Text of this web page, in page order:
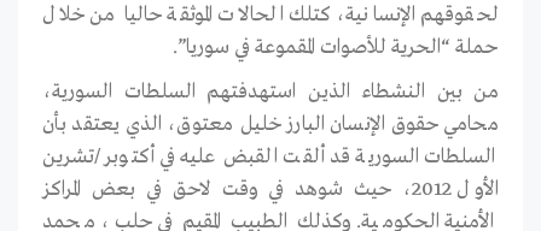
لحقوقهم الإنسانية، كتلك الحالات الموثقة حاليا من خلال
حملة “الحرية للأصوات المقموعة في سوريا”.
من بين النشطاء الذين استهدفتهم السلطات السورية،
محامي حقوق الإنسان البارز خليل معتوق، الذي يعتقد بأن
السلطات السورية قد ألقت القبض عليه في أكتوبر/تشرين
الأول 2012، حيث شوهد في وقت لاحق في بعض المراكز
الأمنية الحكومية. وكذلك الطبيب المقيم في حلب، محمد